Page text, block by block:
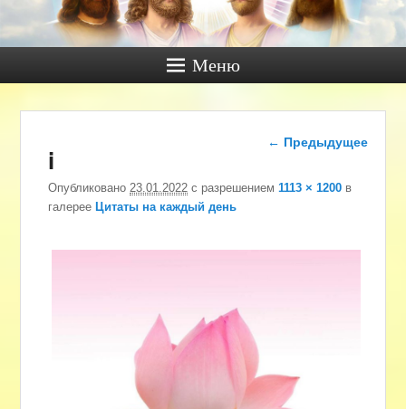
Меню
Навигация по
изображениям
← Предыдущее
i
Опубликовано 23.01.2022 с разрешением1113 × 1200 в
галерееЦитаты на каждый день